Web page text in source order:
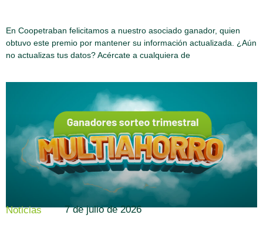
En Coopetraban felicitamos a nuestro asociado ganador, quien
obtuvo este premio por mantener su información actualizada. ¿Aún
no actualizas tus datos? Acércate a cualquiera de
Noticias 7 de julio de 2026